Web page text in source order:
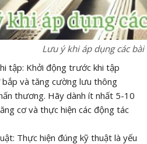
Lưu ý khi áp dụng các
tập: Khởi động trước khi tập
bắp và tăng cường lưu thông
thương. Hãy dành ít nhất 5-10
cơ và thực hiện các động tác
Thực hiện đúng kỹ thuật là yếu